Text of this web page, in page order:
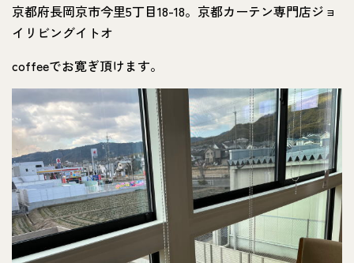
京都府長岡京市今里5丁目18-18。京都カーテン専門店ジョ
イリビングイトオ
coffeeでお寛ぎ頂けます。